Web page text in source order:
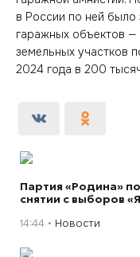
в России по ней было
гаражных объектов —
земельных участков
2024 года в 200
Партия «Родина»
снятии с выборов
14:44 Новости